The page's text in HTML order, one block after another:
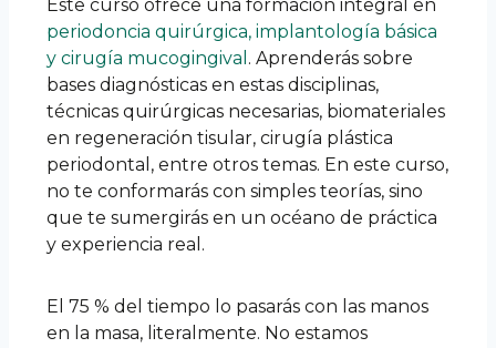
Este curso ofrece una formación integral en
periodoncia quirúrgica, implantología básica
y cirugía mucogingival . Aprenderás sobre
bases diagnósticas en estas disciplinas,
técnicas quirúrgicas necesarias, biomateriales
en regeneración tisular, cirugía plástica
periodontal, entre otros temas. En este curso,
no te conformarás con simples teorías, sino
que te sumergirás en un océano de práctica
y experiencia real.
El 75 % del tiempo lo pasarás con las manos
en la masa, literalmente. No estamos